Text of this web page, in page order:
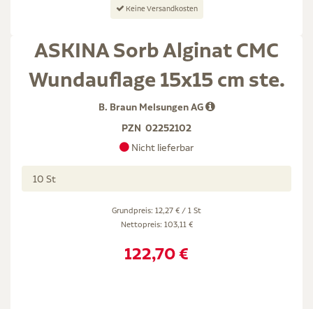
Keine Versandkosten
ASKINA Sorb Alginat CMC
Wundauflage 15x15 cm ste.
B. Braun Melsungen AG
PZN 02252102
Nicht lieferbar
10 St
Grundpreis: 12,27 € / 1 St
Nettopreis: 103,11 €
122,70 €